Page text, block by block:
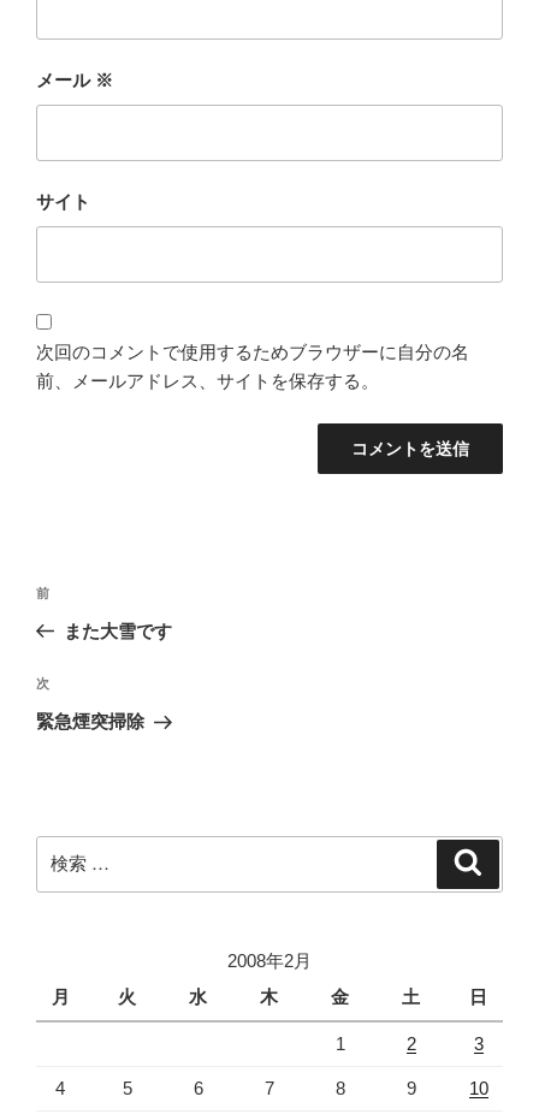
メール ※
サイト
次回のコメントで使用するためブラウザーに自分の名
前、メールアドレス、サイトを保存する。
投
ビ
ゲ
ン
過
去
投
稿
前
また大雪です
次
の
次
緊急煙突掃除
索:
2008年2月
月
火 水 木 金 土 日
1 2 3
4 5 6 7 8 9 10